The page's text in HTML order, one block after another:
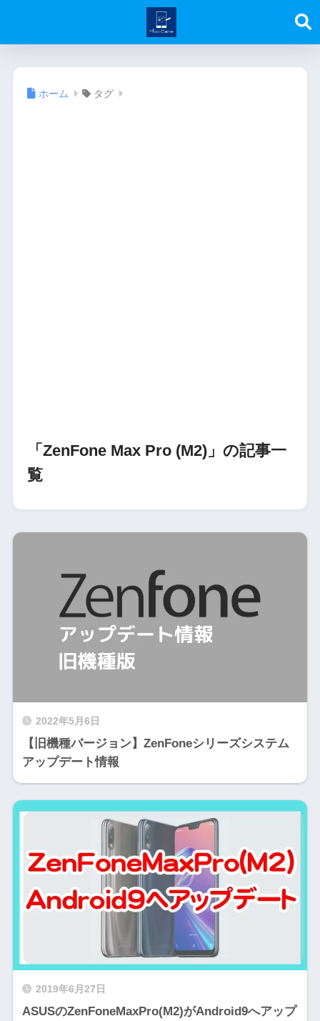
ホーム タグ
「ZenFone Max Pro (M2)」の記事一
覧
2022年5月6日
【旧機種バージョン】ZenFoneシリーズシステム
アップデート情報
2019年6月27日
ASUSのZenFoneMaxPro(M2)がAndroid9へアップ